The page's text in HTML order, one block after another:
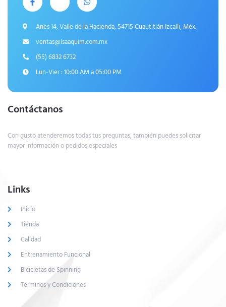
Aries 14, Valle de la Hacienda, 54715 Cuautitlán Izcalli, Méx.
ventas@Isaaquim.com.mx
(55) 6832 6732
Lun-Vier : 10:00 AM a 05:00 PM
Contáctanos
Con gusto atenderemos todas tus preguntas, también puedes solicitar
mayor información o pedidos especiales
Links
Inicio
Tienda
Calidad
Entrenamiento Funcional
Bicicletas de Spinning
Términos y Condiciones